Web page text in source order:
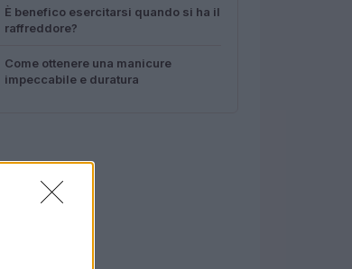
È benefico esercitarsi quando si ha il
raffreddore?
Come ottenere una manicure
impeccabile e duratura